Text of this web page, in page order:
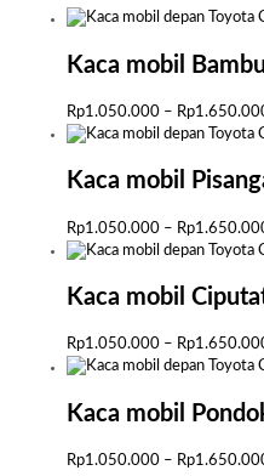
Kaca mobil
Rp1.050.000 – Rp
Kaca mobil
Rp1.050.000 – Rp
Kaca mobil
Rp1.050.000 – Rp
Kaca mobil
Rp1.050.000 – Rp